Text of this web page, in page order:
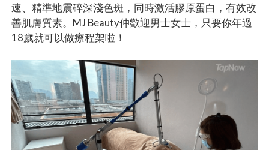
速、精準地震碎深淺色斑，同時激活膠原蛋白，有效改
善肌膚質素。MJ Beauty仲歡迎男士女士，只要你年過
18歲就可以做療程架啦！